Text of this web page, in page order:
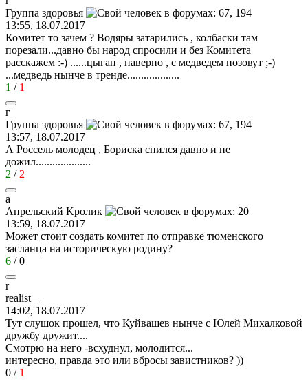
Группа здоровья
13:55, 18.07.2017
Комитет то зачем ? Водяры затарились , колбаски там
порезали...давно бы народ спросили и без Комитета
расскажем :-) ......цыган , наверно , с медведем позовут ;-)
...медведь нынче в тренде...................
1 / 1
г
Группа здоровья
13:57, 18.07.2017
А Россель молодец , Бориска спился давно и не
дожил....................
2 / 2
a
Aпрельский Kролик
13:59, 18.07.2017
Может стоит создать комитет по отправке тюменского
засланца на историческую родину?
6 /0
r
realist__
14:02, 18.07.2017
Тут слушок прошел, что Куйвашев нынче с Юлей Михалковой
дружбу дружит....
Смотрю на него -всхуднул, молодится...
интересно, правда это или вбросы завистников? ))
0 / 1